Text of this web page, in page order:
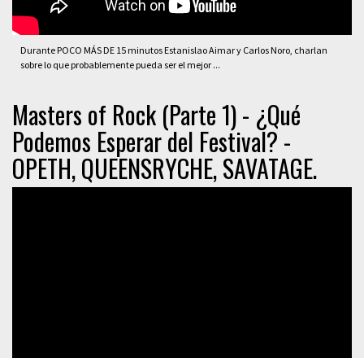
Durante POCO MÁS DE 15 minutos Estanislao Aimar y Carlos Noro, charlan
sobre lo que probablemente pueda ser el mejor ...
Masters of Rock (Parte 1) - ¿Qué
Podemos Esperar del Festival? -
OPETH, QUEENSRYCHE, SAVATAGE.